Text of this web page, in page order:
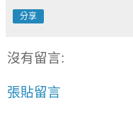
分享
沒有留言:
張貼留言